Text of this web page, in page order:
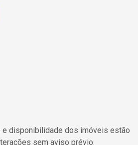
e disponibilidade dos imóveis estão
sem aviso prévio.